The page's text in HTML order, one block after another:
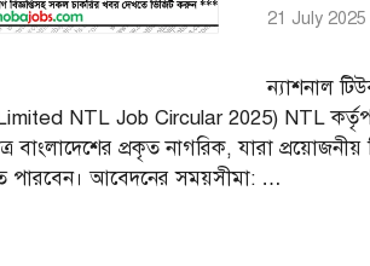
21 July 2025
ন্যাশনাল
NTL Job Circular 2025) NTL
বাংলাদেশের প্রকৃত নাগরিক, যারা
পারবেন। আবেদনের সময়সীমা: …